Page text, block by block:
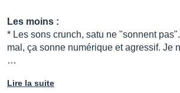
Les moins :
* Les sons crunch, satu ne "sonnent
mal, ça sonne numérique et agressif. Je
…
Lire la suite